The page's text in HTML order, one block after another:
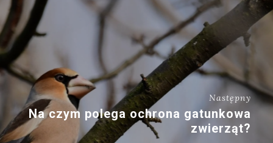
Następny
Na czym polega ochrona gatunkowa
zwierząt?